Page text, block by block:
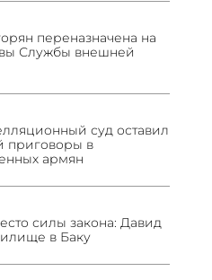
переназначена на
Службы внешней
суд оставил
приговоры в
армян
силы закона: Давид
в Баку